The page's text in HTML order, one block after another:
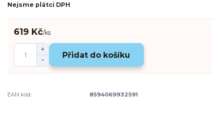
Nejsme plátci DPH
619 Kč/ks
Přidat do košíku
EAN kód: 8594069932591